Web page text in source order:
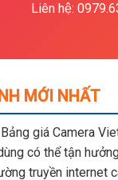
Liên hệ:
MỚI NHẤT
giá Camera
có thể tận
truyền internet